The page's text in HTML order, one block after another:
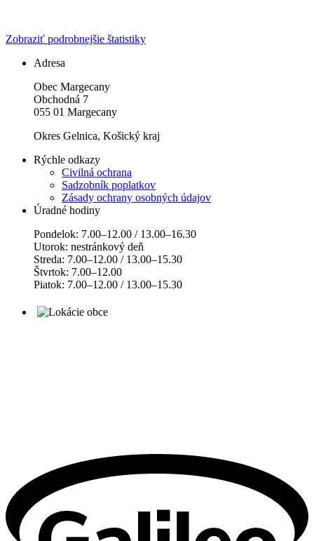
Zobraziť podrobnejšie štatistiky
Adresa
Obec Margecany
Obchodná 7
055 01 Margecany
Okres Gelnica, Košický kraj
Rýchle odkazy
Civilná ochrana
Sadzobník poplatkov
Zásady ochrany osobných údajov
Úradné hodiny
Pondelok: 7.00–12.00 / 13.00–16.30
Utorok: nestránkový deň
Streda: 7.00–12.00 / 13.00–15.30
Štvrtok: 7.00–12.00
Piatok: 7.00–12.00 / 13.00–15.30